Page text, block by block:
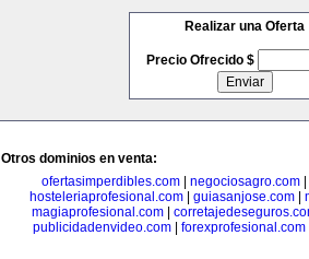
Realizar una Oferta
Precio Ofrecido $
Otros dominios en venta:
ofertasimperdibles.com
negociosagro.com
hosteleriaprofesional.com| guiasanjose.com|
magiaprofesional.com
publicidadenvideo.com| forexprofesional.com